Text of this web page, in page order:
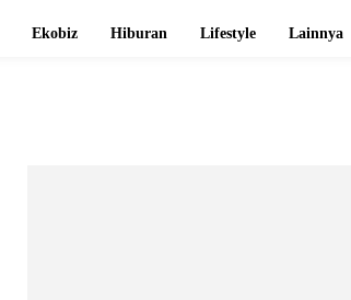
Ekobiz Hiburan Lifestyle Lainnya